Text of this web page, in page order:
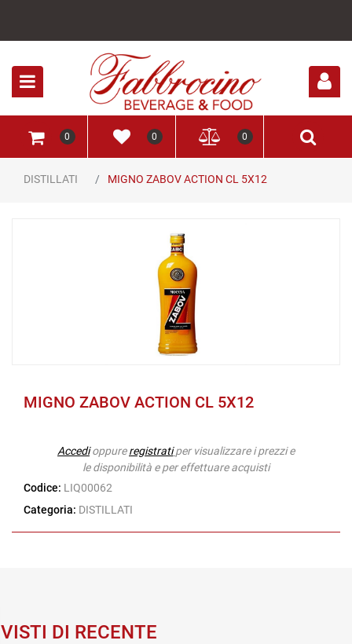
0 0 0
DISTILLATI MIGNO ZABOV ACTION CL 5X12
MIGNO ZABOV ACTION CL 5X12
Accedioppureregistrati per visualizzare i prezzi e
le disponibilità e per effettuare acquisti
Codice: LIQ00062
Categoria: DISTILLATI
VISTI DI RECENTE